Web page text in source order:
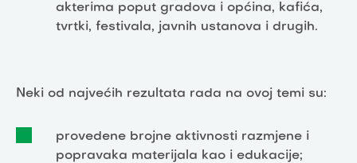
akterima poput gradova i općina, kafića,
tvrtki, festivala, javnih ustanova i drugih.
Neki od najvećih rezultata rada na ovoj temi su:
provedene brojne aktivnosti razmjene i
popravaka materijala kao i edukacije;